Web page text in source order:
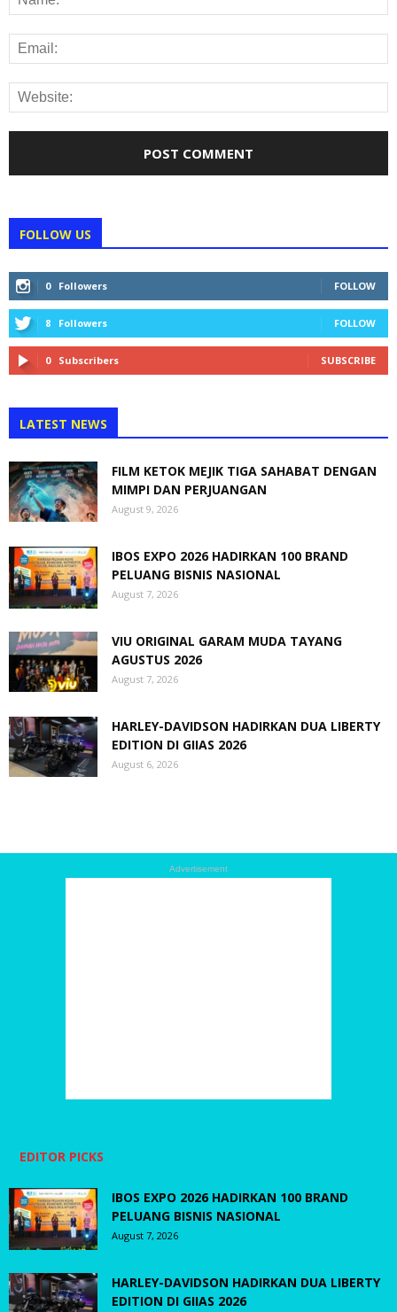
FOLLOW US
0 Followers FOLLOW
8 Followers FOLLOW
0 Subscribers SUBSCRIBE
LATEST NEWS
FILM KETOK MEJIK TIGA SAHABAT DENGAN
MIMPI DAN PERJUANGAN
August 9, 2026
IBOS EXPO 2026 HADIRKAN 100 BRAND
PELUANG BISNIS NASIONAL
August 7, 2026
VIU ORIGINAL GARAM MUDA TAYANG
AGUSTUS 2026
August 7, 2026
HARLEY-DAVIDSON HADIRKAN DUA LIBERTY
EDITION DI GIIAS 2026
August 6, 2026
Advertisement
EDITOR PICKS
IBOS EXPO 2026 HADIRKAN 100 BRAND
PELUANG BISNIS NASIONAL
August 7, 2026
HARLEY-DAVIDSON HADIRKAN DUA LIBERTY
EDITION DI GIIAS 2026